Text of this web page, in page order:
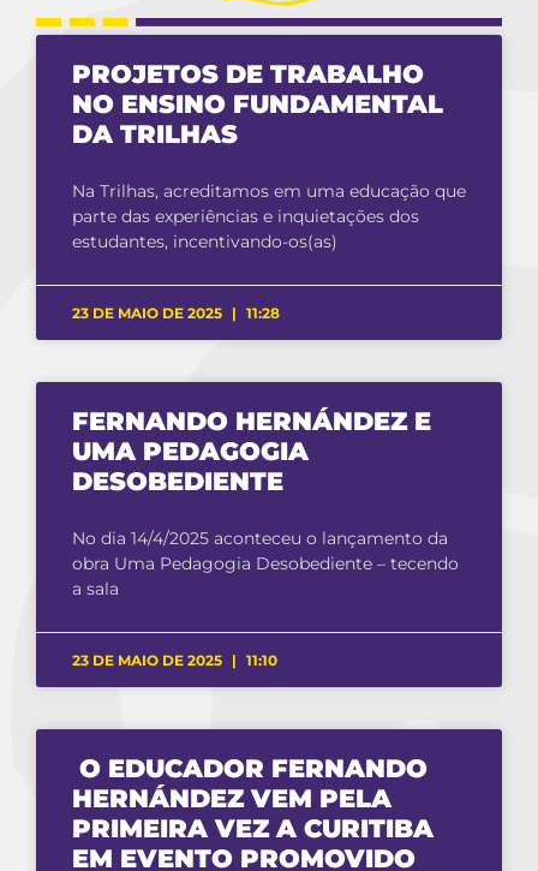
PROJETOS DE TRABALHO
NO ENSINO FUNDAMENTAL
DA TRILHAS
Na Trilhas, acreditamos em uma educação que
parte das experiências e inquietações dos
estudantes, incentivando-os(as)
23 DE MAIO DE 2025 11:28
FERNANDO HERNÁNDEZ E
UMA PEDAGOGIA
DESOBEDIENTE
No dia 14/4/2025 aconteceu o lançamento da
obra Uma Pedagogia Desobediente – tecendo
a sala
23 DE MAIO DE 2025 11:10
O EDUCADOR FERNANDO
HERNÁNDEZ VEM PELA
PRIMEIRA VEZ A CURITIBA
EM EVENTO PROMOVIDO